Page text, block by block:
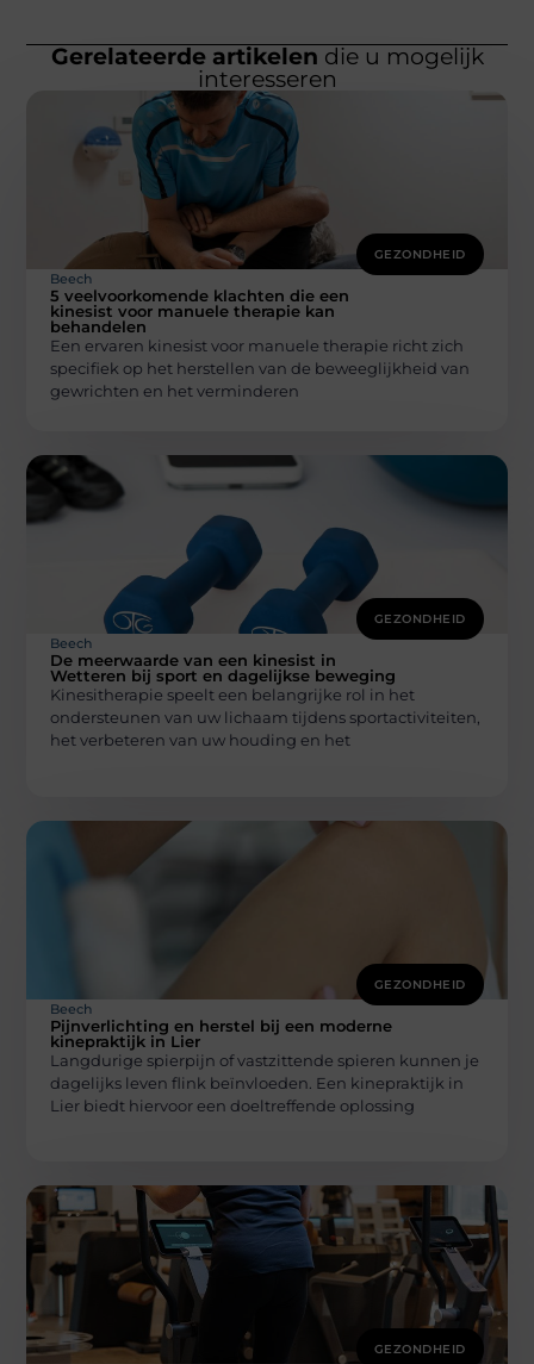
Gerelateerde artikelen die u mogelijk
interesseren
GEZONDHEID
Beech
5 veelvoorkomende klachten die een
kinesist voor manuele therapie kan
behandelen
Een ervaren kinesist voor manuele therapie richt zich
specifiek op het herstellen van de beweeglijkheid van
gewrichten en het verminderen
GEZONDHEID
Beech
De meerwaarde van een kinesist in
Wetteren bij sport en dagelijkse beweging
Kinesitherapie speelt een belangrijke rol in het
ondersteunen van uw lichaam tijdens sportactiviteiten,
het verbeteren van uw houding en het
GEZONDHEID
Beech
Pijnverlichting en herstel bij een moderne
kinepraktijk in Lier
Langdurige spierpijn of vastzittende spieren kunnen je
dagelijks leven flink beïnvloeden. Een kinepraktijk in
Lier biedt hiervoor een doeltreffende oplossing
GEZONDHEID